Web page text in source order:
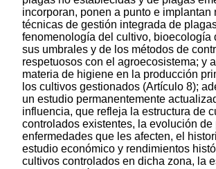
incorporan, ponen a punto e implantan
técnicas de gestión integrada de
fenomenología del cultivo, bioecología
sus umbrales y de los métodos de
respetuosos con el agroecosistema; y
materia de higiene en la producción
los cultivos gestionados (Artículo 8);
un estudio permanentemente
influencia, que refleja la estructura de
controlados existentes, la evolución de
enfermedades que les afecten, el
estudio económico y rendimientos
cultivos controlados en dicha zona, la